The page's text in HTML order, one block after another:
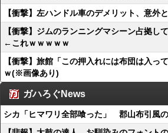
【衝撃】左ハンドル車のデメリット、意外
【衝撃】ジムのランニングマシーン占拠し
←これｗｗｗｗｗ
【衝撃】旅館「この押入れには布団は入っ
ｗ(※画像あり)
ガハろぐNews
シカ「ヒマワリ全部喰った」 郡山布引風